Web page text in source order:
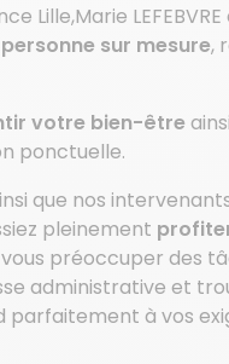
Lille,Marie
sur mesure,
votre bien-être
ponctuelle.
que nos
pleinement
préoccuper des
administrative et
parfaitement à vos